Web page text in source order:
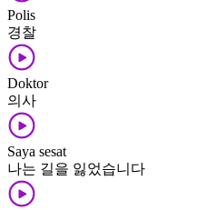
Polis
경찰
Doktor
의사
Saya sesat
나는 길을 잃었습니다